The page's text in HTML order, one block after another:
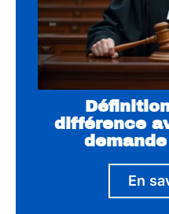
différence
En